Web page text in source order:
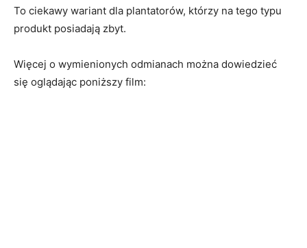
To ciekawy wariant dla plantatorów, którzy na tego typu
produkt posiadają zbyt.
Więcej o wymienionych odmianach można dowiedzieć
się oglądając poniższy film: